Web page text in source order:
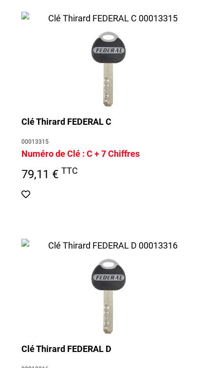
Clé Thirard FEDERAL C
00013315
Numéro de Clé : C + 7 Chiffres
79,11 € TTC
Clé Thirard FEDERAL D